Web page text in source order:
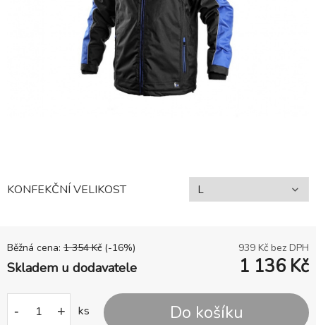
KONFEKČNÍ VELIKOST
Běžná cena: 1 354 Kč (-16%) 939 Kč bez DPH
Skladem u dodavatele 1 136 Kč
- + ks Do košíku